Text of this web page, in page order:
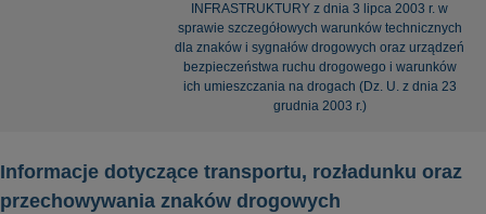
INFRASTRUKTURY z dnia 3 lipca 2003 r. w
sprawie szczegółowych warunków technicznych
dla znaków i sygnałów drogowych oraz urządzeń
bezpieczeństwa ruchu drogowego i warunków
ich umieszczania na drogach (Dz. U. z dnia 23
grudnia 2003 r.)
Informacje dotyczące transportu, rozładunku oraz
przechowywania znaków drogowych